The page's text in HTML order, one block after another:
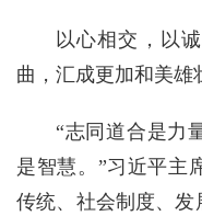
以心相交，以
曲，汇成更加和美雄
“志同道合是力
是智慧。”习近平主
传统、社会制度、